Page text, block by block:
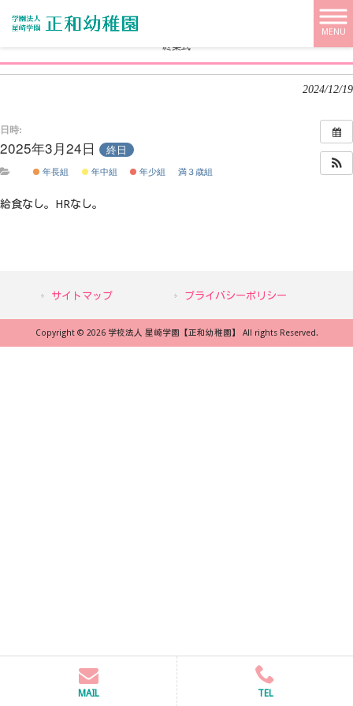
MENU
学校法人 星崎学園【正和幼稚園】 HOME
終業式
2024/12/19
日時:
2025年3月24日 終日
年長組 年中組 年少組 満３歳組
給食なし。HRなし。
サイトマップ プライバシーポリシー
Copyright © 2026 学校法人 星崎学園【正和幼稚園】 All rights Reserved.
MAIL TEL